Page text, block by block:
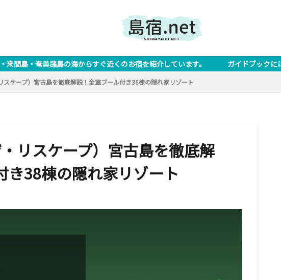
らすぐ近くのお宿を紹介しています。 ガイドブックには載っていないお役立ち
スケープ）宮古島を徹底解説！全室プール付き38棟の隠れ家リゾート
リスケープ）宮古島を徹底解
き38棟の隠れ家リゾート